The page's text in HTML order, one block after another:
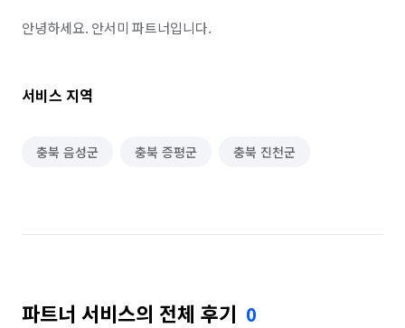
안녕하세요. 안서미 파트너입니다.
서비스 지역
충북 음성군 충북 증평군 충북 진천군
파트너 서비스의 전체 후기 0